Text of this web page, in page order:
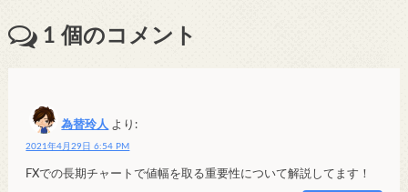
1 個のコメント
為替玲人 より:
2021年4月29日 6:54 PM
FXでの長期チャートで値幅を取る重要性について解説してます！